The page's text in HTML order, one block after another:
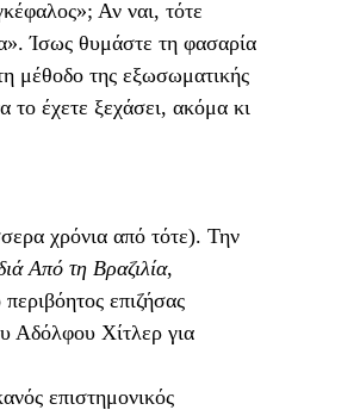
Αν ναι, τότε
Ίσως θυμάστε τη φασαρία
μέθοδο της εξωσωματικής
το έχετε ξεχάσει, ακόμα κι
χρόνια από τότε). Την
Από τη Βραζιλία,
επιζήσας
Αδόλφου Χίτλερ για
επιστημονικός